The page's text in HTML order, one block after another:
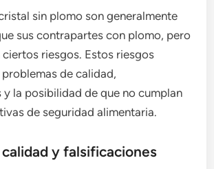
sin plomo son generalmente
sus contrapartes con plomo, pero
ciertos riesgos. Estos riesgos
de calidad,
la posibilidad de que no cumplan
de seguridad alimentaria.
y falsificaciones